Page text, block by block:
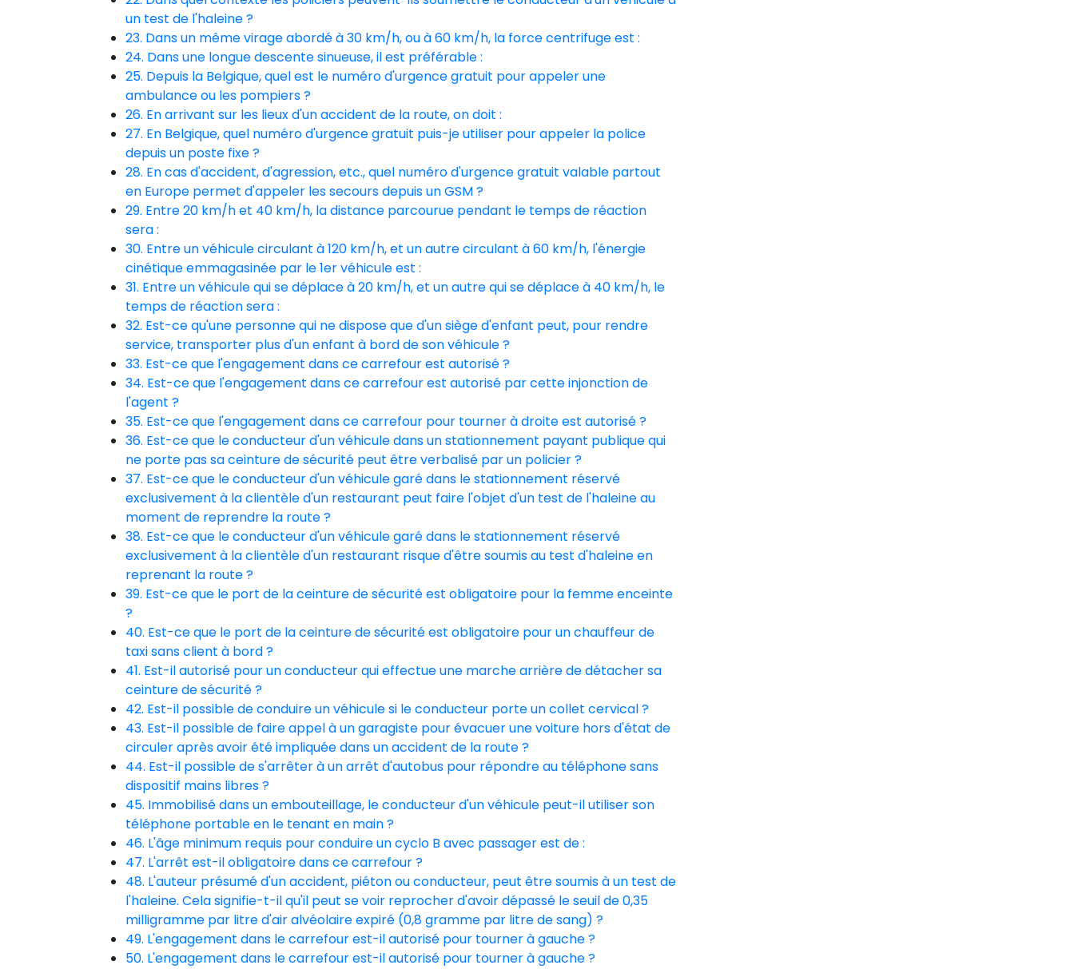
un test de l'haleine ?
23. Dans un même virage abordé à 30 km/h, ou à 60 km/h, la force centrifuge est :
24. Dans une longue descente sinueuse, il est préférable :
25. Depuis la Belgique, quel est le numéro d'urgence gratuit pour appeler une
ambulance ou les pompiers ?
26. En arrivant sur les lieux d'un accident de la route, on doit :
27. En Belgique, quel numéro d'urgence gratuit puis-je utiliser pour appeler la police
depuis un poste fixe ?
28. En cas d'accident, d'agression, etc., quel numéro d'urgence gratuit valable partout
en Europe permet d'appeler les secours depuis un GSM ?
29. Entre 20 km/h et 40 km/h, la distance parcourue pendant le temps de réaction
sera :
30. Entre un véhicule circulant à 120 km/h, et un autre circulant à 60 km/h, l'énergie
cinétique emmagasinée par le 1er véhicule est :
31. Entre un véhicule qui se déplace à 20 km/h, et un autre qui se déplace à 40 km/h, le
temps de réaction sera :
32. Est-ce qu'une personne qui ne dispose que d'un siège d'enfant peut, pour rendre
service, transporter plus d'un enfant à bord de son véhicule ?
33. Est-ce que l'engagement dans ce carrefour est autorisé ?
34. Est-ce que l'engagement dans ce carrefour est autorisé par cette injonction de
l'agent ?
35. Est-ce que l'engagement dans ce carrefour pour tourner à droite est autorisé ?
36. Est-ce que le conducteur d'un véhicule dans un stationnement payant publique qui
ne porte pas sa ceinture de sécurité peut être verbalisé par un policier ?
37. Est-ce que le conducteur d'un véhicule garé dans le stationnement réservé
exclusivement à la clientèle d'un restaurant peut faire l'objet d'un test de l'haleine au
moment de reprendre la route ?
38. Est-ce que le conducteur d'un véhicule garé dans le stationnement réservé
exclusivement à la clientèle d'un restaurant risque d'être soumis au test d'haleine en
reprenant la route ?
39. Est-ce que le port de la ceinture de sécurité est obligatoire pour la femme enceinte
?
40. Est-ce que le port de la ceinture de sécurité est obligatoire pour un chauffeur de
taxi sans client à bord ?
41. Est-il autorisé pour un conducteur qui effectue une marche arrière de détacher sa
ceinture de sécurité ?
42. Est-il possible de conduire un véhicule si le conducteur porte un collet cervical ?
43. Est-il possible de faire appel à un garagiste pour évacuer une voiture hors d'état de
circuler après avoir été impliquée dans un accident de la route ?
44. Est-il possible de s'arrêter à un arrêt d'autobus pour répondre au téléphone sans
dispositif mains libres ?
45. Immobilisé dans un embouteillage, le conducteur d'un véhicule peut-il utiliser son
téléphone portable en le tenant en main ?
46. L'âge minimum requis pour conduire un cyclo B avec passager est de :
47. L'arrêt est-il obligatoire dans ce carrefour ?
48. L'auteur présumé d'un accident, piéton ou conducteur, peut être soumis à un test de
l'haleine. Cela signifie-t-il qu'il peut se voir reprocher d'avoir dépassé le seuil de 0,35
milligramme par litre d'air alvéolaire expiré (0,8 gramme par litre de sang) ?
49. L'engagement dans le carrefour est-il autorisé pour tourner à gauche ?
50. L'engagement dans le carrefour est-il autorisé pour tourner à gauche ?